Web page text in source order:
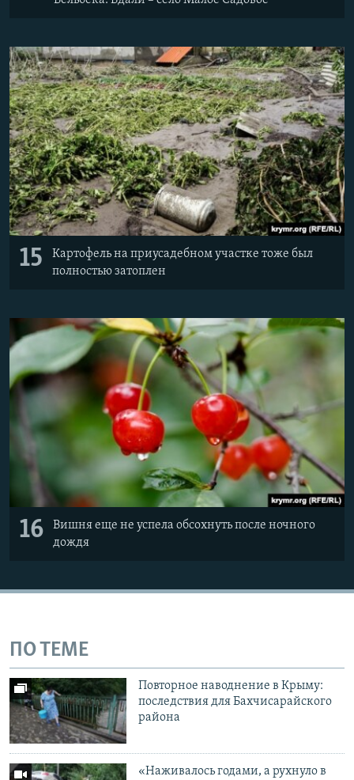
15
Картофель на приусадебном участке тоже был
полностью затоплен
16
Вишня еще не успела обсохнуть после ночного
дождя
ПО ТЕМЕ
Повторное наводнение в Крыму:
последствия для Бахчисарайского
района
«Наживалось годами, а рухнуло в